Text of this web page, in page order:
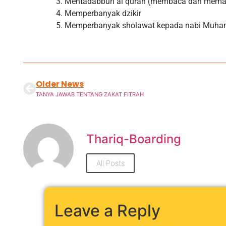
Memperbanyak dzikir
Memperbanyak sholawat kepada nabi
Older News
TANYA JAWAB TENTANG ZAKAT FITRAH
Thariq-Boarding
All Posts
Leave a Reply
mendukung. Berlangsung nya KBM juga
demi kebaikan putra kami.